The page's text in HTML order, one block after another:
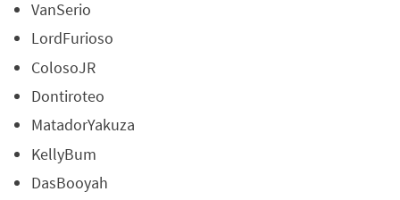
VanSerio
LordFurioso
ColosoJR
Dontiroteo
MatadorYakuza
KellyBum
DasBooyah